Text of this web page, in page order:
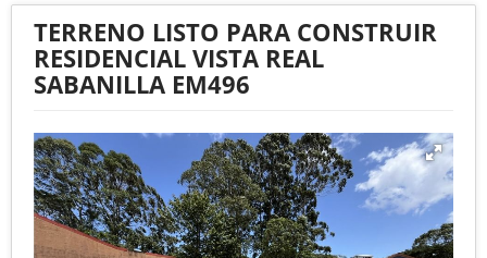
TERRENO LISTO PARA CONSTRUIR
RESIDENCIAL VISTA REAL
SABANILLA EM496